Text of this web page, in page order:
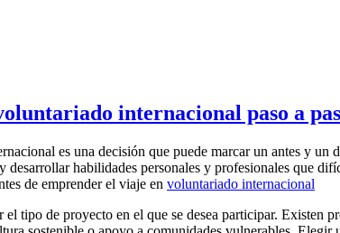
internacional paso a
es una decisión que puede marcar un antes y
desarrollar habilidades personales y profesionales que
de emprender el viaje en voluntariado internacional
tipo de proyecto en el que se desea participar. Existen